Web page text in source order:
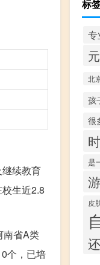
续教育
生近2.8
南省A类
个，已培
标
专
北
孩
很
是
皮